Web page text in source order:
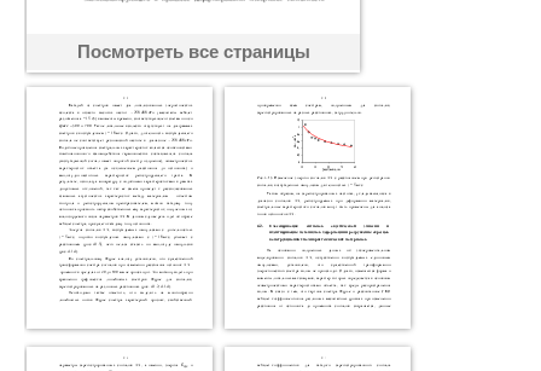
Посмотреть все страницы